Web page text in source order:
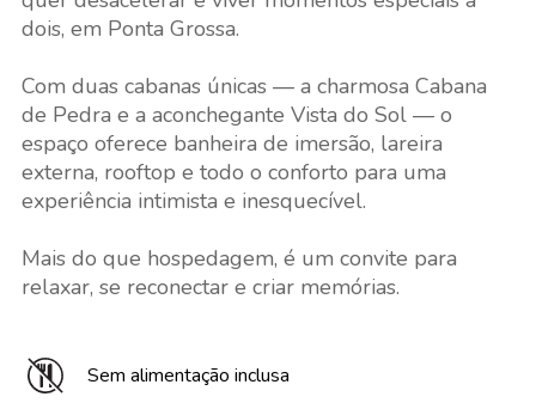
dois, em Ponta Grossa.
Com duas cabanas únicas — a charmosa Cabana
de Pedra e a aconchegante Vista do Sol — o
espaço oferece banheira de imersão, lareira
externa, rooftop e todo o conforto para uma
experiência intimista e inesquecível.
Mais do que hospedagem, é um convite para
relaxar, se reconectar e criar memórias.
Sem alimentação inclusa